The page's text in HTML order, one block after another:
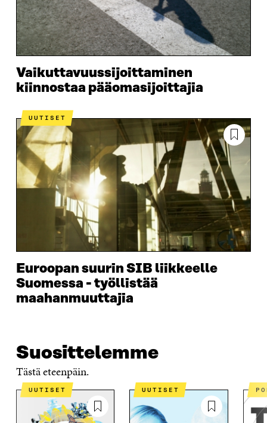
Vaikuttavuus­sijoittaminen
kiinnostaa pääomasijoittajia
UUTISET
Euroopan suurin SIB liikkeelle
Suomessa - työllistää
maahanmuuttajia
Suosittelemme
Tästä eteenpäin.
UUTISET UUTISET